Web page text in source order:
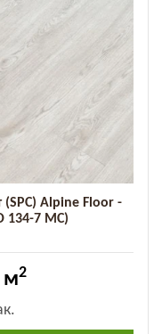
Alpine Floor -
134-7 MC)
м2